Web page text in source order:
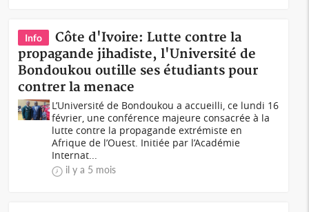
Info
Côte d'Ivoire: Lutte contre la
propagande jihadiste, l'Université de
Bondoukou outille ses étudiants pour
contrer la menace
L’Université de Bondoukou a accueilli, ce lundi 16
février, une conférence majeure consacrée à la
lutte contre la propagande extrémiste en
Afrique de l’Ouest. Initiée par l’Académie
Internat...
il y a 5 mois